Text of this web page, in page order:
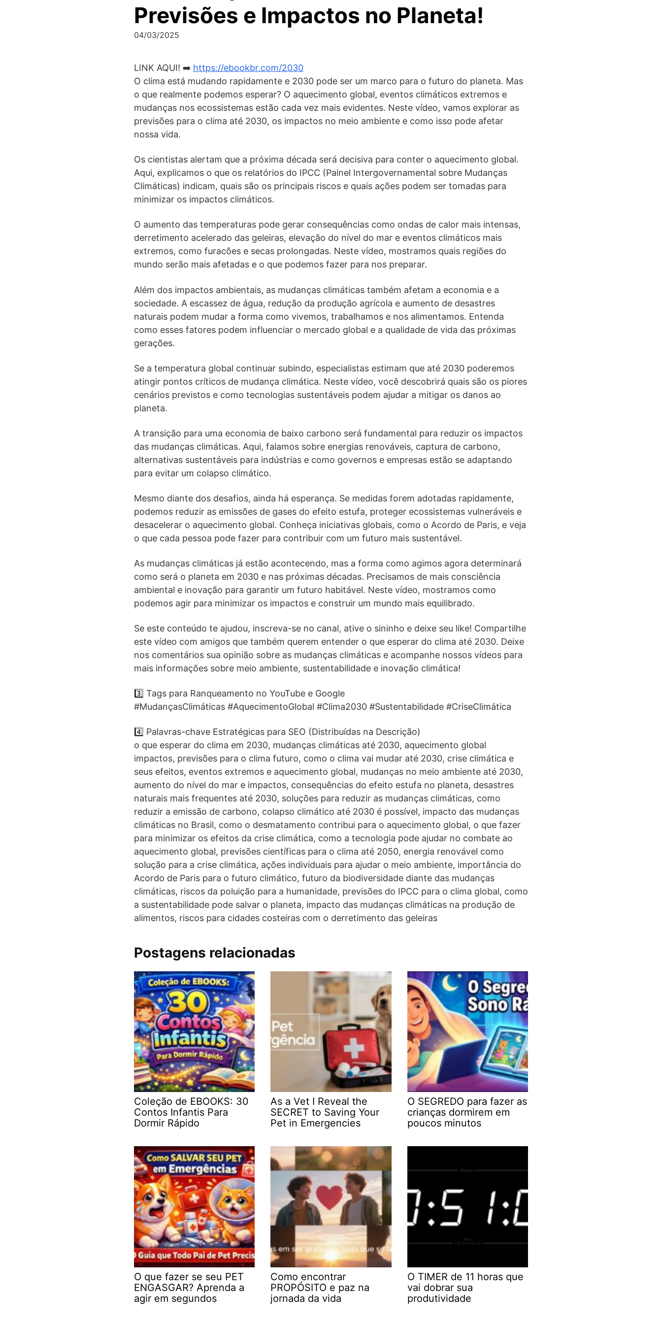
Previsões e Impactos no Planeta!
04/03/2025
LINK AQUI! ➡️ https://ebookbr.com/2030
O clima está mudando rapidamente e 2030 pode ser um marco para o futuro do planeta. Mas
o que realmente podemos esperar? O aquecimento global, eventos climáticos extremos e
mudanças nos ecossistemas estão cada vez mais evidentes. Neste vídeo, vamos explorar as
previsões para o clima até 2030, os impactos no meio ambiente e como isso pode afetar
nossa vida.
Os cientistas alertam que a próxima década será decisiva para conter o aquecimento global.
Aqui, explicamos o que os relatórios do IPCC (Painel Intergovernamental sobre Mudanças
Climáticas) indicam, quais são os principais riscos e quais ações podem ser tomadas para
minimizar os impactos climáticos.
O aumento das temperaturas pode gerar consequências como ondas de calor mais intensas,
derretimento acelerado das geleiras, elevação do nível do mar e eventos climáticos mais
extremos, como furacões e secas prolongadas. Neste vídeo, mostramos quais regiões do
mundo serão mais afetadas e o que podemos fazer para nos preparar.
Além dos impactos ambientais, as mudanças climáticas também afetam a economia e a
sociedade. A escassez de água, redução da produção agrícola e aumento de desastres
naturais podem mudar a forma como vivemos, trabalhamos e nos alimentamos. Entenda
como esses fatores podem influenciar o mercado global e a qualidade de vida das próximas
gerações.
Se a temperatura global continuar subindo, especialistas estimam que até 2030 poderemos
atingir pontos críticos de mudança climática. Neste vídeo, você descobrirá quais são os piores
cenários previstos e como tecnologias sustentáveis podem ajudar a mitigar os danos ao
planeta.
A transição para uma economia de baixo carbono será fundamental para reduzir os impactos
das mudanças climáticas. Aqui, falamos sobre energias renováveis, captura de carbono,
alternativas sustentáveis para indústrias e como governos e empresas estão se adaptando
para evitar um colapso climático.
Mesmo diante dos desafios, ainda há esperança. Se medidas forem adotadas rapidamente,
podemos reduzir as emissões de gases do efeito estufa, proteger ecossistemas vulneráveis e
desacelerar o aquecimento global. Conheça iniciativas globais, como o Acordo de Paris, e veja
o que cada pessoa pode fazer para contribuir com um futuro mais sustentável.
As mudanças climáticas já estão acontecendo, mas a forma como agimos agora determinará
como será o planeta em 2030 e nas próximas décadas. Precisamos de mais consciência
ambiental e inovação para garantir um futuro habitável. Neste vídeo, mostramos como
podemos agir para minimizar os impactos e construir um mundo mais equilibrado.
Se este conteúdo te ajudou, inscreva-se no canal, ative o sininho e deixe seu like! Compartilhe
este vídeo com amigos que também querem entender o que esperar do clima até 2030. Deixe
nos comentários sua opinião sobre as mudanças climáticas e acompanhe nossos vídeos para
mais informações sobre meio ambiente, sustentabilidade e inovação climática!
3️⃣ Tags para Ranqueamento no YouTube e Google
#MudançasClimáticas #AquecimentoGlobal #Clima2030 #Sustentabilidade #CriseClimática
4️⃣ Palavras-chave Estratégicas para SEO (Distribuídas na Descrição)
o que esperar do clima em 2030, mudanças climáticas até 2030, aquecimento global
impactos, previsões para o clima futuro, como o clima vai mudar até 2030, crise climática e
seus efeitos, eventos extremos e aquecimento global, mudanças no meio ambiente até 2030,
aumento do nível do mar e impactos, consequências do efeito estufa no planeta, desastres
naturais mais frequentes até 2030, soluções para reduzir as mudanças climáticas, como
reduzir a emissão de carbono, colapso climático até 2030 é possível, impacto das mudanças
climáticas no Brasil, como o desmatamento contribui para o aquecimento global, o que fazer
para minimizar os efeitos da crise climática, como a tecnologia pode ajudar no combate ao
aquecimento global, previsões científicas para o clima até 2050, energia renovável como
solução para a crise climática, ações individuais para ajudar o meio ambiente, importância do
Acordo de Paris para o futuro climático, futuro da biodiversidade diante das mudanças
climáticas, riscos da poluição para a humanidade, previsões do IPCC para o clima global, como
a sustentabilidade pode salvar o planeta, impacto das mudanças climáticas na produção de
alimentos, riscos para cidades costeiras com o derretimento das geleiras
Postagens relacionadas
Coleção de EBOOKS: 30
Contos Infantis Para
Dormir Rápido
As a Vet I Reveal the
SECRET to Saving Your
Pet in Emergencies
O SEGREDO para fazer as
crianças dormirem em
poucos minutos
O que fazer se seu PET
ENGASGAR? Aprenda a
agir em segundos
Como encontrar
PROPÓSITO e paz na
jornada da vida
O TIMER de 11 horas que
vai dobrar sua
produtividade